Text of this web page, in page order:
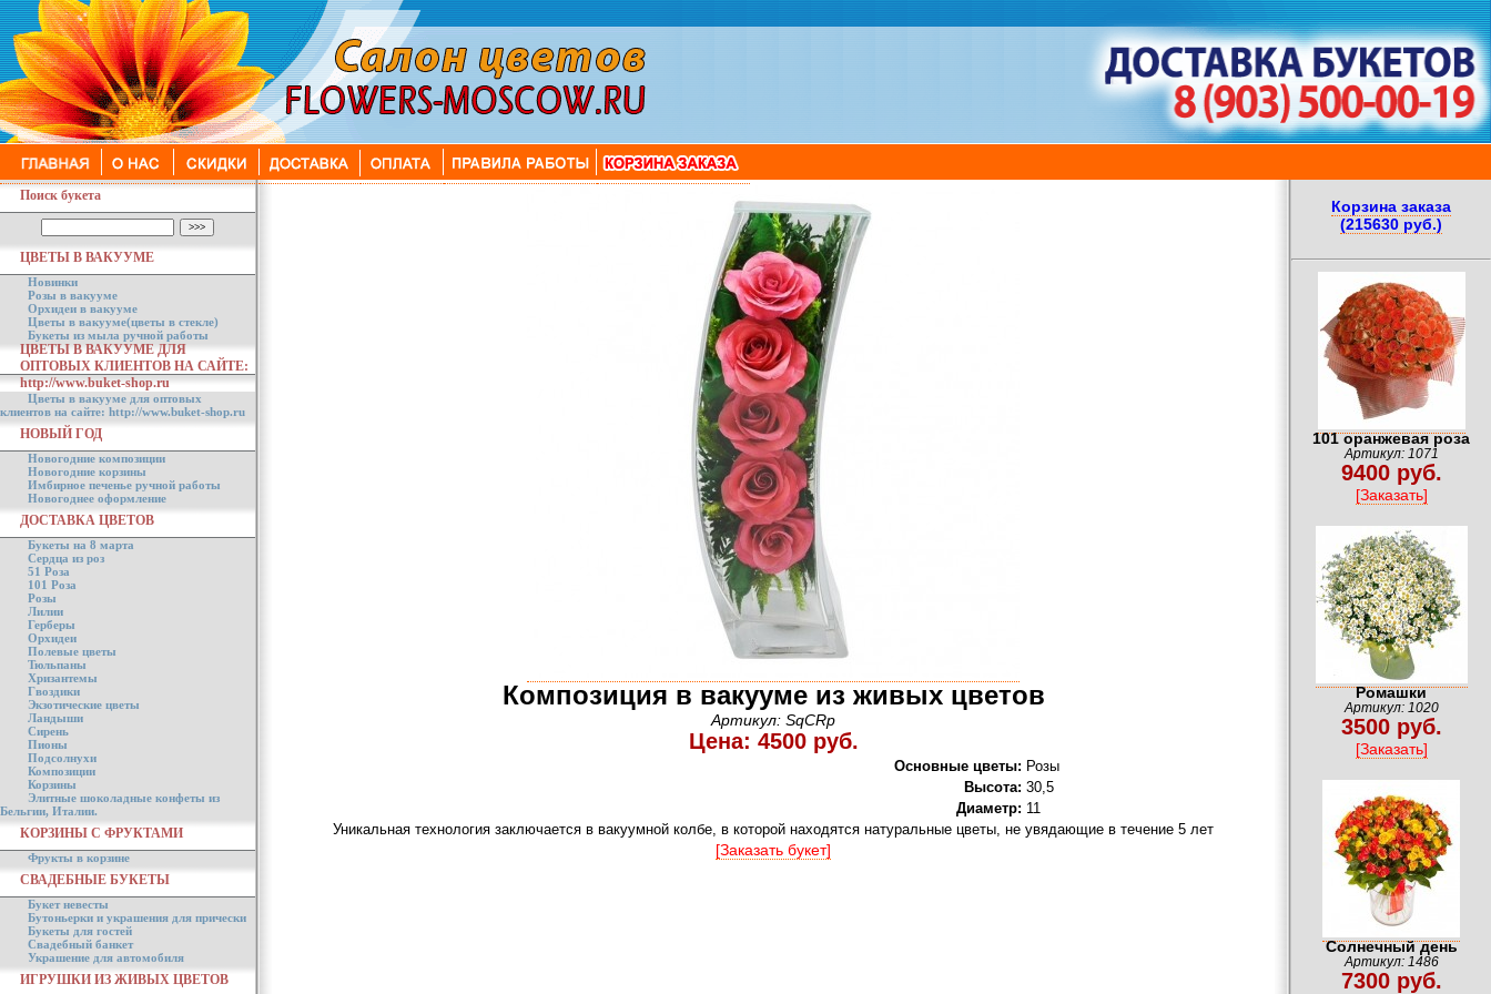
Поиск букета
ЦВЕТЫ В ВАКУУМЕ
Новинки
Розы в вакууме
Орхидеи в вакууме
Цветы в вакууме(цветы в стекле)
Букеты из мыла ручной работы
ЦВЕТЫ В ВАКУУМЕ ДЛЯ
ОПТОВЫХ КЛИЕНТОВ НА САЙТЕ:
http://www.buket-shop.ru
Цветы в вакууме для оптовых
клиентов на сайте: http://www.buket-shop.ru
НОВЫЙ ГОД
Новогодние композиции
Новогодние корзины
Имбирное печенье ручной работы
Новогоднее оформление
ДОСТАВКА ЦВЕТОВ
Букеты на 8 марта
Сердца из роз
51 Роза
101 Роза
Розы
Лилии
Герберы
Орхидеи
Полевые цветы
Тюльпаны
Хризантемы
Гвоздики
Экзотические цветы
Ландыши
Сирень
Пионы
Подсолнухи
Композиции
Корзины
Элитные шоколадные конфеты из
Бельгии, Италии.
КОРЗИНЫ С ФРУКТАМИ
Фрукты в корзине
СВАДЕБНЫЕ БУКЕТЫ
Букет невесты
Бутоньерки и украшения для прически
Букеты для гостей
Свадебный банкет
Украшение для автомобиля
ИГРУШКИ ИЗ ЖИВЫХ ЦВЕТОВ
Композиция в вакууме из живых цветов
Артикул: SqCRp
Цена: 4500 руб.
Основные цветы: Розы
Высота: 30,5
Диаметр: 11
Уникальная технология заключается в вакуумной колбе, в которой находятся натуральные цветы, не увядающие в течение 5 лет
[Заказать букет]
Корзина заказа
(215630 руб.)
101 оранжевая роза
Артикул: 1071
9400 руб.
[Заказать]
Ромашки
Артикул: 1020
3500 руб.
[Заказать]
Солнечный день
Артикул: 1486
7300 руб.